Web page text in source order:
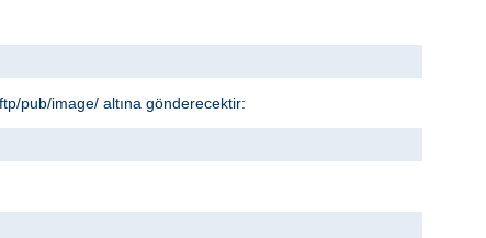
pub/image/ altına gönderecektir: